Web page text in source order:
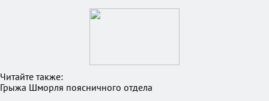
Читайте также:
Грыжа Шморля поясничного отдела